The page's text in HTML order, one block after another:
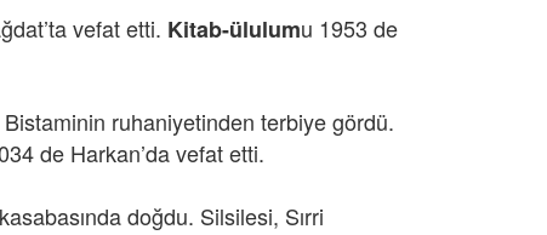
vefat etti. Kitab-ülulumu 1953 de
ruhaniyetinden terbiye gördü.
de Harkan’da vefat etti.
doğdu. Silsilesi, Sırri